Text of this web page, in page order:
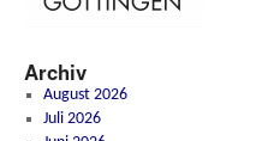
Archiv
August 2026
Juli 2026